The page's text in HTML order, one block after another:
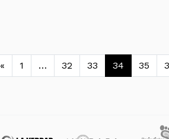
Navegación de
« 1 … 32 33 34 35